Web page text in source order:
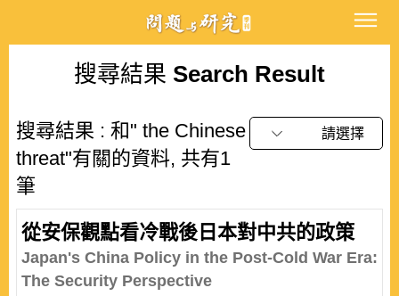
搜尋結果 Search Result
搜尋結果 : 和" the Chinese
threat"有關的資料, 共有1
筆
請選擇
從安保觀點看冷戰後日本對中共的政策
Japan's China Policy in the Post-Cold War Era:
The Security Perspective